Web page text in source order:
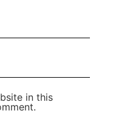
in this